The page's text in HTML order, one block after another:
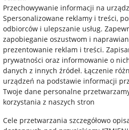
Przechowywanie informacji na
Spersonalizowane reklamy i treści,
odbiorców i ulepszanie usług.
zapobieganie oszustwom i
prezentowanie reklam i treści.
prywatności oraz informowanie o
danych z innych źródeł. Łączenie
urządzeń na podstawie informacji
Twoje dane personalne
korzystania z naszych stron
Cele przetwarzania szczegółowo
Pobierz